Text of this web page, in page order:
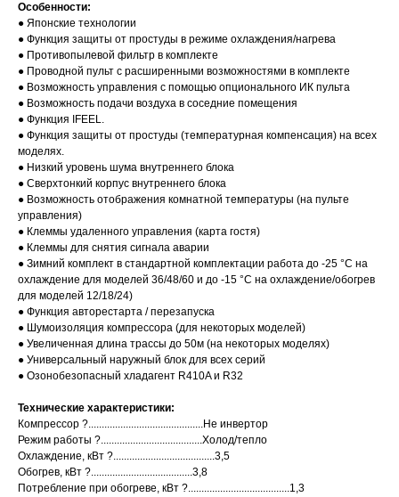
Особенности:
● Японские технологии
● Функция защиты от простуды в режиме охлаждения/нагрева
● Противопылевой фильтр в комплекте
● Проводной пульт с расширенными возможностями в комплекте
● Возможность управления с помощью опционального ИК пульта
● Возможность подачи воздуха в соседние помещения
● Функция IFEEL.
● Функция защиты от простуды (температурная компенсация) на всех
моделях.
● Низкий уровень шума внутреннего блока
● Сверхтонкий корпус внутреннего блока
● Возможность отображения комнатной температуры (на пульте
управления)
● Клеммы удаленного управления (карта гостя)
● Клеммы для снятия сигнала аварии
● Зимний комплект в стандартной комплектации работа до -25 °С на
охлаждение для моделей 36/48/60 и до -15 °С на охлаждение/обогрев
для моделей 12/18/24)
● Функция авторестарта / перезапуска
● Шумоизоляция компрессора (для некоторых моделей)
● Увеличенная длина трассы до 50м (на некоторых моделях)
● Универсальный наружный блок для всех серий
● Озонобезопасный хладагент R410A и R32
Технические характеристики:
Компрессор ?...........................................Не инвертор
Режим работы ?......................................Холод/тепло
Охлаждение, кВт ?......................................3,5
Обогрев, кВт ?......................................3,8
Потребление при обогреве, кВт ?......................................1,3